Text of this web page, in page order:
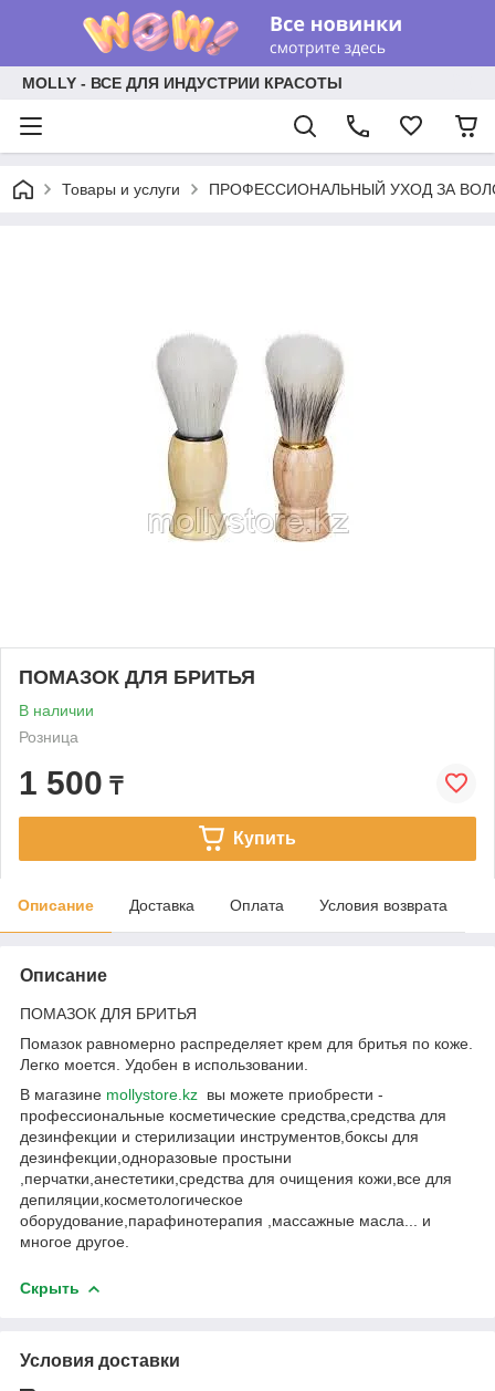
MOLLY - ВСЕ ДЛЯ ИНДУСТРИИ КРАСОТЫ
Товары и услуги ПРОФЕССИОНАЛЬНЫЙ УХОД ЗА
ПОМАЗОК ДЛЯ БРИТЬЯ
В наличии
Розница
1 500 ₸
Купить
Описание Доставка Оплата Условия возврата
Описание
ПОМАЗОК ДЛЯ БРИТЬЯ
Помазок равномерно распределяет крем для бритья по коже.
Легко моется. Удобен в использовании.
В магазине mollystore.kz вы можете приобрести -
профессиональные косметические средства,средства для
дезинфекции и стерилизации инструментов,боксы для
дезинфекции,одноразовые простыни
,перчатки,анестетики,средства для очищения кожи,все для
депиляции,косметологическое
оборудование,парафинотерапия ,массажные масла... и
многое другое.
Скрыть
Условия доставки